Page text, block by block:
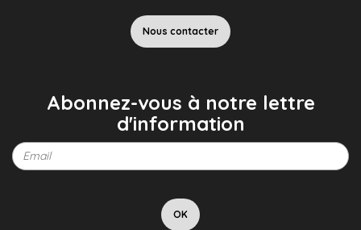
Nous contacter
Abonnez-vous à notre lettre
d'information